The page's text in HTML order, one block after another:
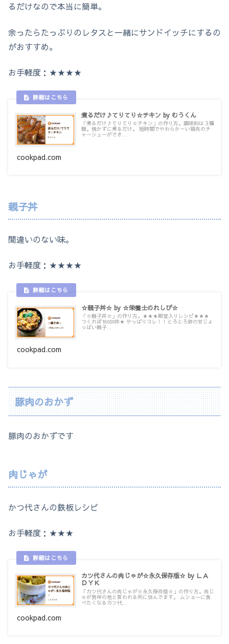
るだけなので本当に簡単。
余ったらたっぷりのレタスと一緒にサンドイッチにするの
がおすすめ。
お手軽度：★★★★
煮るだけ♪てりてり☆チキン by むうくん
「煮るだけ♪てりてり☆チキン」の作り方。調味料は３種
類。焼かずに煮るだけ。 短時間でやわらか～い鶏肉のチ
ャーシューができ...
cookpad.com
親子丼
間違いのない味。
お手軽度：★★★★
☆親子丼☆ by ☆栄養士のれしぴ☆
「☆親子丼☆」の作り方。★★★殿堂入りレシピ★★★
つくれぽ18000件★ やっぱりコレ！！とろとろ卵の甘じょ
っぱい親子...
cookpad.com
豚肉のおかず
豚肉のおかずです
肉じゃが
かつ代さんの鉄板レシピ
お手軽度：★★★
カツ代さんの肉じゃが☆永久保存版☆ by ＬＡ
ＤＹＫ
「カツ代さんの肉じゃが☆永久保存版☆」の作り方。肉じ
ゃが発祥の地と言われる所に住んでます。 ムショーに食
べたくなるカツ代...
cookpad.com